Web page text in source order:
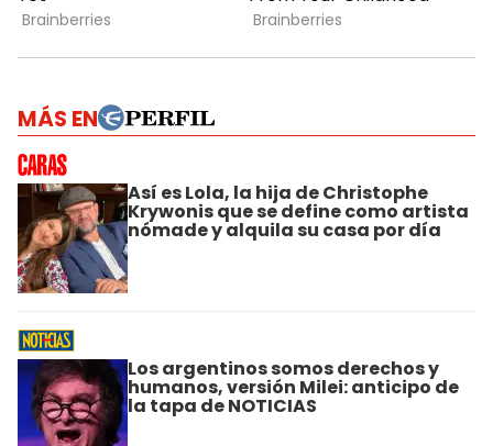
MÁS EN
Así es Lola, la hija de Christophe
Krywonis que se define como artista
nómade y alquila su casa por día
Los argentinos somos derechos y
humanos, versión Milei: anticipo de
la tapa de NOTICIAS